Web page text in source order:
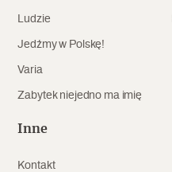
Świat
Popularne
Ludzie
Jedźmy w Polskę!
Varia
Zabytek niejedno ma imię
Inne
Kontakt